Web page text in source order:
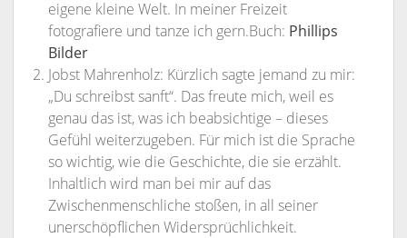
eigene kleine Welt. In meiner Freizeit
fotografiere und tanze ich gern.Buch: Phillips
Bilder
Jobst Mahrenholz: Kürzlich sagte jemand zu mir:
„Du schreibst sanft“. Das freute mich, weil es
genau das ist, was ich beabsichtige – dieses
Gefühl weiterzugeben. Für mich ist die Sprache
so wichtig, wie die Geschichte, die sie erzählt.
Inhaltlich wird man bei mir auf das
Zwischenmenschliche stoßen, in all seiner
unerschöpflichen Widersprüchlichkeit.